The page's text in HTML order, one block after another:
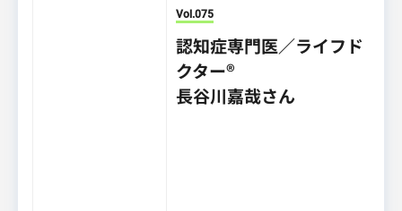
Vol.075
認知症専門医／ライフド
クター®
長谷川嘉哉さん